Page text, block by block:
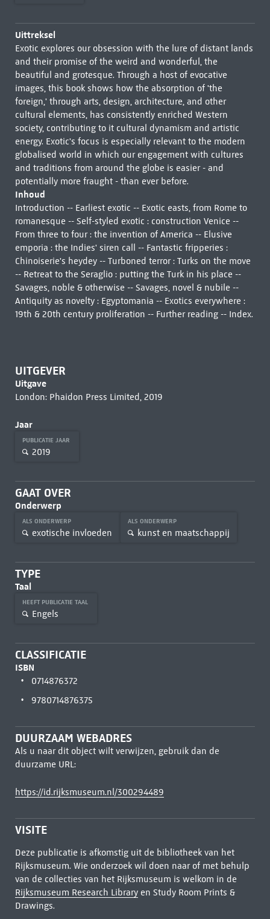
Uittreksel
Exotic explores our obsession with the lure of distant lands
and their promise of the weird and wonderful, the
beautiful and grotesque. Through a host of evocative
images, this book shows how the absorption of 'the
foreign,' through arts, design, architecture, and other
cultural elements, has consistently enriched Western
society, contributing to it cultural dynamism and artistic
energy. Exotic's focus is especially relevant to the modern
globalised world in which our engagement with cultures
and traditions from around the globe is easier - and
potentially more fraught - than ever before.
Inhoud
Introduction -- Earliest exotic -- Exotic easts, from Rome to
romanesque -- Self-styled exotic : construction Venice --
From three to four : the invention of America -- Elusive
emporia : the Indies' siren call -- Fantastic fripperies :
Chinoiserie's heydey -- Turboned terror : Turks on the move
-- Retreat to the Seraglio : putting the Turk in his place --
Savages, noble & otherwise -- Savages, novel & nubile --
Antiquity as novelty : Egyptomania -- Exotics everywhere :
19th & 20th century proliferation -- Further reading -- Index.
UITGEVER
Uitgave
London: Phaidon Press Limited, 2019
Jaar
PUBLICATIE JAAR
2019
GAAT OVER
Onderwerp
ALS ONDERWERP
exotische invloeden
ALS ONDERWERP
kunst en maatschappij
TYPE
Taal
HEEFT PUBLICATIE TAAL
Engels
CLASSIFICATIE
ISBN
0714876372
9780714876375
DUURZAAM WEBADRES
Als u naar dit object wilt verwijzen, gebruik dan de
duurzame URL:
https://id.rijksmuseum.nl/300294489
VISITE
Deze publicatie is afkomstig uit de bibliotheek van het
Rijksmuseum. Wie onderzoek wil doen naar of met behulp
van de collecties van het Rijksmuseum is welkom in de
Rijksmuseum Research Libraryen Study Room Prints &
Drawings.